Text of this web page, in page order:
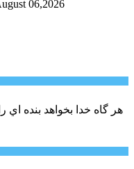
06,2026
هر گاه خدا بخواهد بنده اي